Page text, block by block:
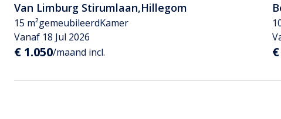
Van Limburg Stirumlaan,Hillegom
15 m²gemeubileerdKamer
Vanaf 18 Jul 2026
€ 1.050/maand incl.